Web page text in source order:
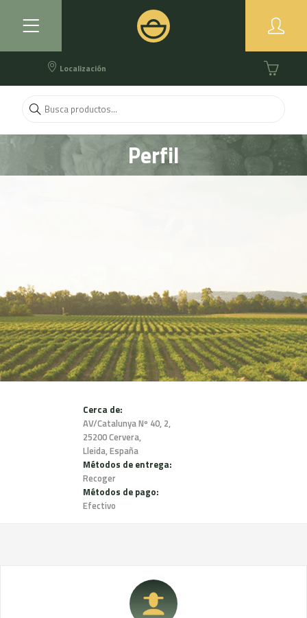
Localización
Perfil
Cerca de:
AV/Catalunya Nº 40, 2,
25200 Cervera,
Lleida, España
Métodos de entrega:
Recoger
Métodos de pago:
Efectivo